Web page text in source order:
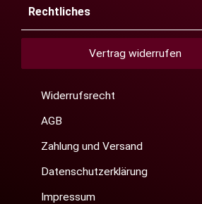
Rechtliches
Vertrag widerrufen
Widerrufsrecht
AGB
Zahlung und Versand
Datenschutzerklärung
Impressum